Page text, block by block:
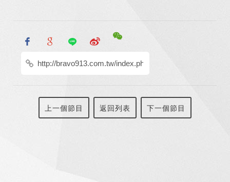
上一個節目 返回列表 下一個節目